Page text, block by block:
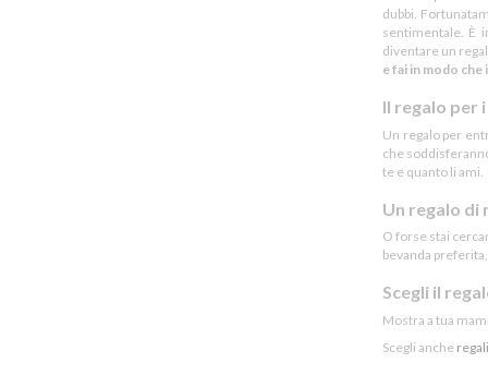
dubbi.
sentimentale. È
diventare un
e fai in modo
Il regalo per
Un regalo per
che
te e quanto li ami.
Un regalo di
O forse stai
bevanda
Scegli il
Mostra a tua
Scegli anche